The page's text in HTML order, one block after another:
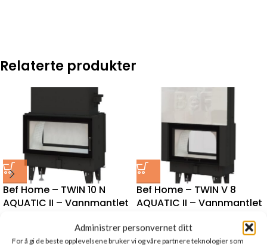
Administrer personvernet ditt
For å gi de beste opplevelsene bruker vi og våre partnere teknologier som
Relaterte produkter
Bef Home – TWIN 10 N
AQUATIC II – Vannmantlet
SKU:000-0002143
Bef Home – TWIN V 8
AQUATIC II – Vannmantlet
SKU:000-0002113